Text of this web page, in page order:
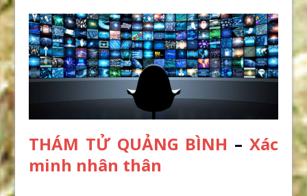
THÁM TỬ QUẢNG BÌNH – Xác
minh nhân thân